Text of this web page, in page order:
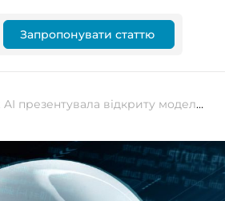
Запропонувати статтю
Moonshot AI презентувала відкриту модель Kimi K2, яка випереджає GPT-4 в основних тестах